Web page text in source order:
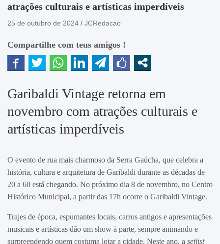
atrações culturais e artísticas imperdíveis
25 de outubro de 2024 JCRedacao
Compartilhe com teus amigos !
Garibaldi Vintage retorna em
novembro com atrações culturais e
artísticas imperdíveis
O evento de rua mais charmoso da Serra Gaúcha, que celebra a
história, cultura e arquitetura de Garibaldi durante as décadas de
20 a 60 está chegando. No próximo dia 8 de novembro, no Centro
Histórico Municipal, a partir das 17h ocorre o Garibaldi Vintage.
Trajes de época, espumantes locais, carros antigos e apresentações
musicais e artísticas dão um show à parte, sempre animando e
surpreendendo quem costuma lotar a cidade. Neste ano, a setlist